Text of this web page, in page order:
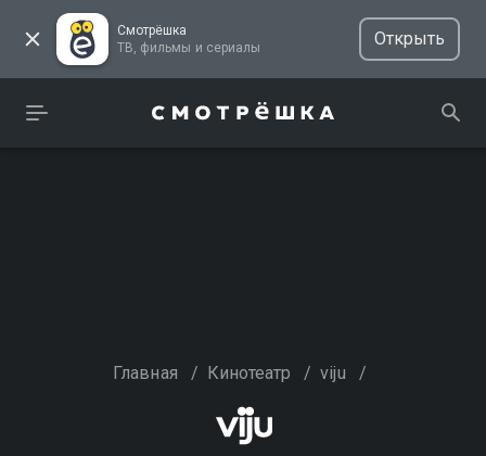
Смотрёшка
ТВ, фильмы и сериалы
Открыть
Главная / Кинотеатр / viju /